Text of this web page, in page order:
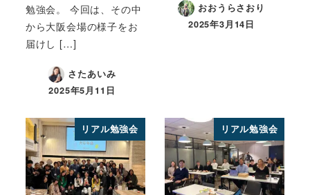
勉強会。 今回は、その中
から大阪会場の様子をお
届けし […]
さたあいみ
2025年5月11日
おおうらさおり
2025年3月14日
リアル勉強会 リアル勉強会